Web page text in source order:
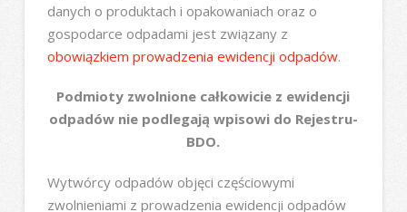
danych o produktach i opakowaniach oraz o
gospodarce odpadami jest związany z
obowiązkiem prowadzenia ewidencji odpadów.
Podmioty zwolnione całkowicie z ewidencji
odpadów nie podlegają wpisowi do Rejestru-
BDO.
Wytwórcy odpadów objęci częściowymi
zwolnieniami z prowadzenia ewidencji odpadów